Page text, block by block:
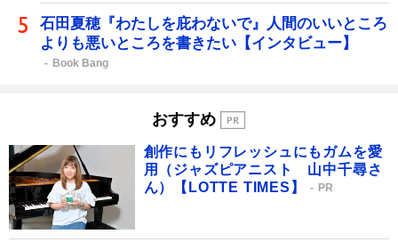
石田夏穂『わたしを庇わないで』人間のいいところ
よりも悪いところを書きたい【インタビュー】
Book Bang
おすすめ
創作にもリフレッシュにもガムを愛
用（ジャズピアニスト 山中千尋さ
ん）【LOTTE TIMES】
PR